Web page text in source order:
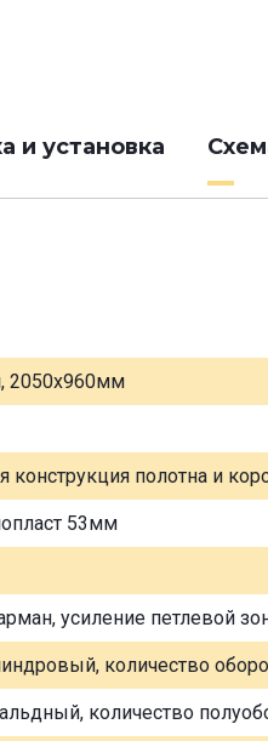
и установка
2050х960мм
конструкция полотна и
53мм
усиление петлевой
количество
количество